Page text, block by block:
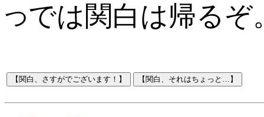
つでは関白は帰るぞ